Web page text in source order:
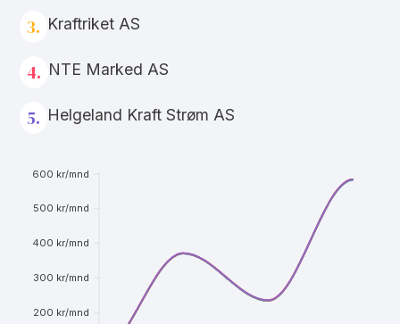
3. Kraftriket AS
4. NTE Marked AS
5. Helgeland Kraft Strøm AS
600 kr/mnd
500 kr/mnd
400 kr/mnd
300 kr/mnd
200 kr/mnd